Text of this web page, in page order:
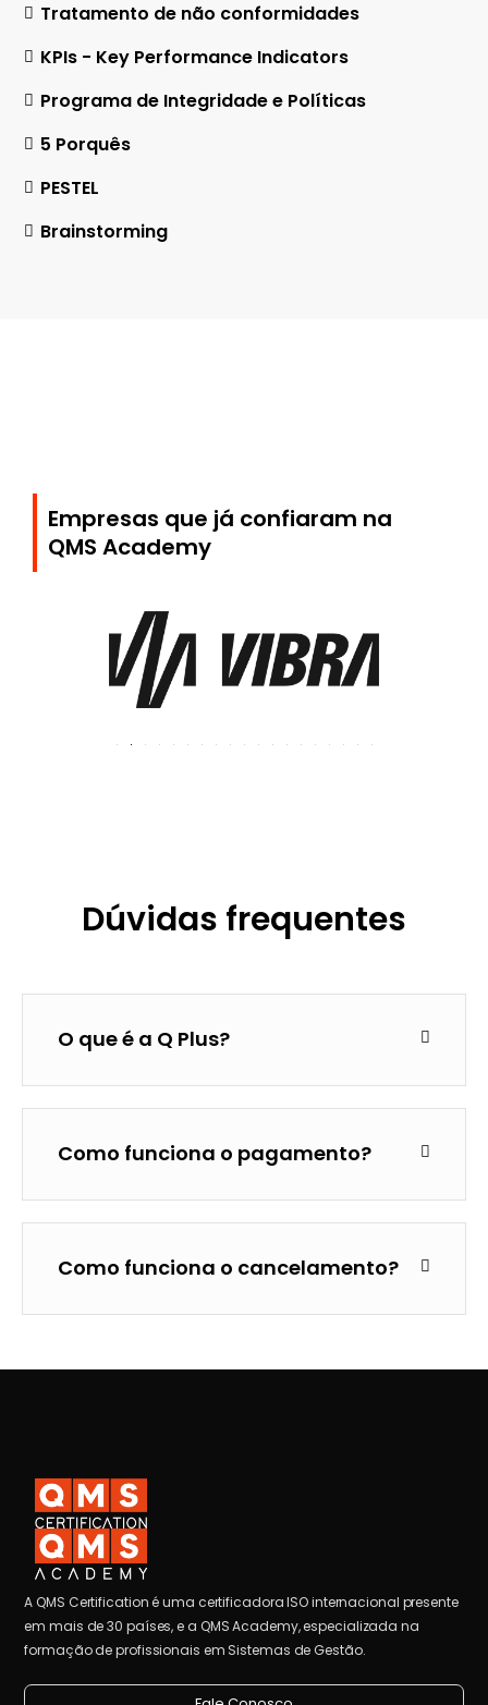
Tratamento de não conformidades
KPIs - Key Performance Indicators
Programa de Integridade e Políticas
5 Porquês
PESTEL
Brainstorming
Empresas que já confiaram na
QMS Academy
Dúvidas frequentes
O que é a Q Plus?
Como funciona o pagamento?
Como funciona o cancelamento?
A QMS Certification é uma certificadora ISO internacional presente
em mais de 30 países, e a QMS Academy, especializada na
formação de profissionais em Sistemas de Gestão.